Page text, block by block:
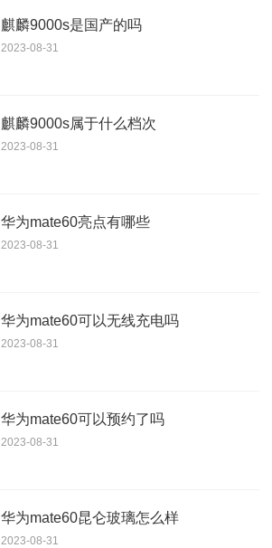
麒麟9000s是国产的吗
2023-08-31
麒麟9000s属于什么档次
2023-08-31
华为mate60亮点有哪些
2023-08-31
华为mate60可以无线充电吗
2023-08-31
华为mate60可以预约了吗
2023-08-31
华为mate60昆仑玻璃怎么样
2023-08-31